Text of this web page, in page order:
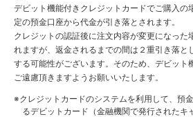
デビット機能付きクレジットカードでご購入の
定の預金口座から代金が引き落とされます。
クレジットの認証後に注文内容が変更になった
れますが、返金されるまでの間は２重引き落
する可能性がございます。そのため、デビット
ご遠慮頂きますようお願いいたします。
※クレジットカードのシステムを利用して、預
るデビットカード（金融機関で発行された